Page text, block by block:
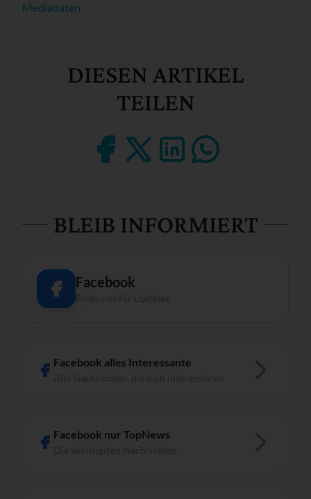
Mediadaten
DIESEN ARTIKEL
TEILEN
BLEIB INFORMIERT
Facebook
Facebook alles Interessante
Facebook nur TopNews